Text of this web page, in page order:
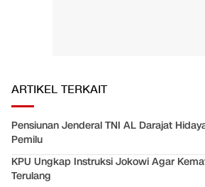
ARTIKEL TERKAIT
Pensiunan Jenderal TNI AL Darajat
Pemilu
KPU Ungkap Instruksi Jokowi Agar
Terulang